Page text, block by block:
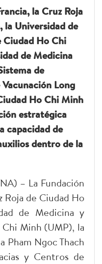
la Cruz Roja
la Universidad de
Ciudad Ho Chi
de Medicina
de
Long
Ho Chi Minh
estratégica
capacidad de
dentro de la
– La Fundación
Roja de Ciudad Ho
de Medicina y
Minh (UMP), la
Pham Ngoc Thach
y Centros de